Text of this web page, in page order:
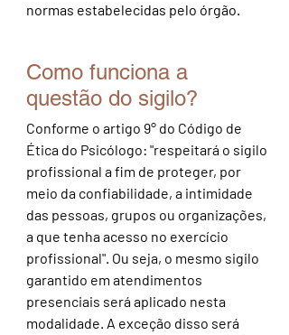
normas estabelecidas pelo órgão.
Como funciona a
questão do sigilo?
Conforme o artigo 9° do Código de
Ética do Psicólogo: "respeitará o sigilo
profissional a fim de proteger, por
meio da confiabilidade, a intimidade
das pessoas, grupos ou organizações,
a que tenha acesso no exercício
profissional". Ou seja, o mesmo sigilo
garantido em atendimentos
presenciais será aplicado nesta
modalidade. A exceção disso será